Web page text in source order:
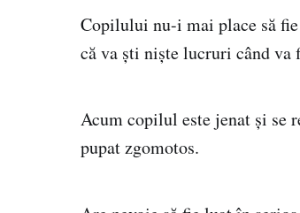
Copilului nu-i mai place să
că va şti nişte lucruri când
Acum copilul este jenat şi se
pupat zgomotos.